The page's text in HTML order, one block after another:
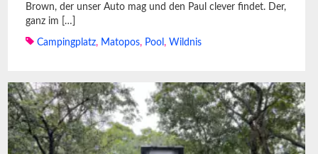
Brown, der unser Auto mag und den Paul clever findet. Der,
ganz im […]
Campingplatz, Matopos, Pool , Wildnis